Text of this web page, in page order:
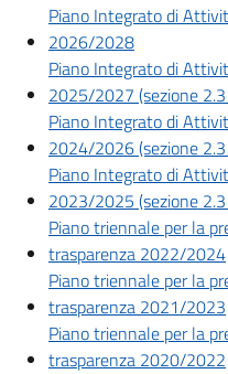
Descrizione completa
Piano Integrato di
2026/2028
Piano Integrato di
2025/2027 (sezione
Piano Integrato di
2024/2026 (sezione
Piano Integrato di
2023/2025 (sezione
Piano triennale per la
trasparenza 2022/2024
Piano triennale per la
trasparenza 2021/2023
Piano triennale per la
trasparenza 2020/2022